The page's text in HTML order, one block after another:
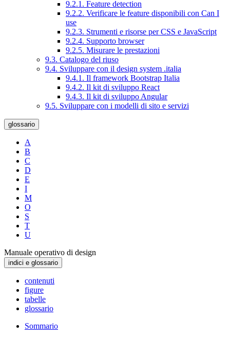
9.2.1. Feature detection
9.2.2. Verificare le feature disponibili con Can I
use
9.2.3. Strumenti e risorse per CSS e JavaScript
9.2.4. Supporto browser
9.2.5. Misurare le prestazioni
9.3. Catalogo del riuso
9.4. Sviluppare con il design system .italia
9.4.1. Il framework Bootstrap Italia
9.4.2. Il kit di sviluppo React
9.4.3. Il kit di sviluppo Angular
9.5. Sviluppare con i modelli di sito e servizi
glossario
A
B
C
D
E
I
M
O
S
T
U
Manuale operativo di design
indici e glossario
contenuti
figure
tabelle
glossario
Sommario